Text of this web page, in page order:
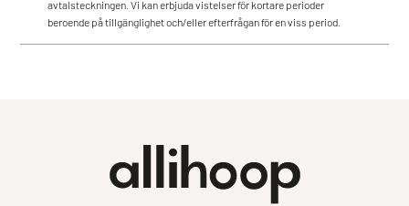
avtalsteckningen. Vi kan erbjuda vistelser för kortare perioder
beroende på tillgänglighet och/eller efterfrågan för en viss period.